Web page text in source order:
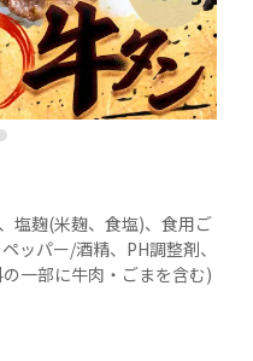
4
塩麹(米麹、食塩)、食用ご
ッパー/酒精、PH調整剤、
一部に牛肉・ごまを含む)